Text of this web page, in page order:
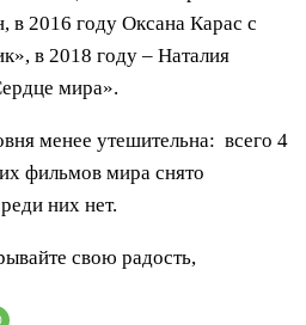
в 2016 году Оксана Карас с
в 2018 году – Наталия
мира».
менее утешительна: всего 4
фильмов мира снято
них нет.
свою радость,